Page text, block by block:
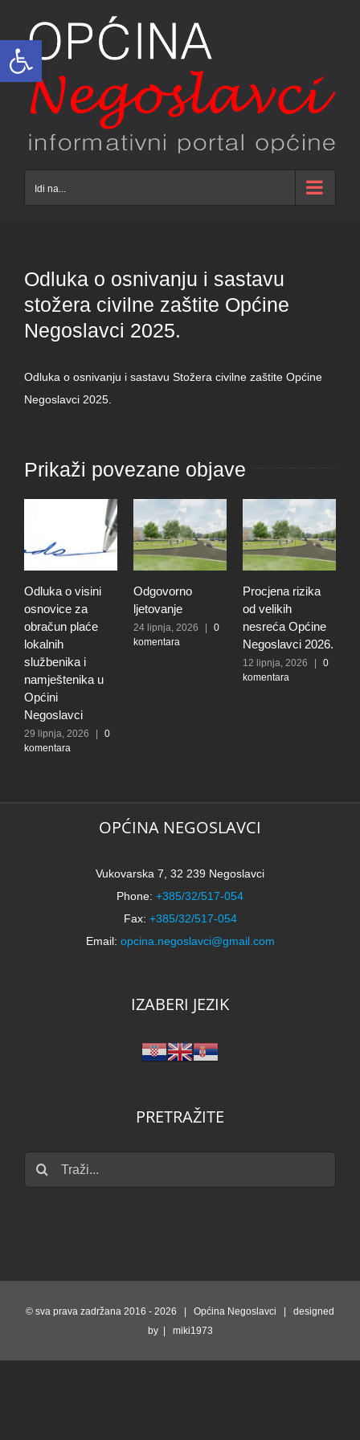
Open toolbar
content
Idi na...
Odluka o osnivanju i sastavu
stožera civilne zaštite Općine
Negoslavci 2025.
Odluka o osnivanju i sastavu Stožera civilne zaštite Općine
Negoslavci 2025.
Prikaži povezane objave
Odluka o visini
osnovice za
obračun plaće
lokalnih
službenika i
namještenika u
Općini
Negoslavci
29 lipnja, 2026
0
komentara
Odgovorno
ljetovanje
24 lipnja, 2026
0
komentara
Procjena rizika
od velikih
nesreća Općine
Negoslavci 2026.
12 lipnja, 2026
0
komentara
OPĆINA NEGOSLAVCI
Vukovarska 7, 32 239 Negoslavci
Phone: +385/32/517-054
Fax: +385/32/517-054
Email: opcina.negoslavci@gmail.com
IZABERI JEZIK
PRETRAŽITE
Traži...
© sva prava zadržana 2016 - 2026 | Općina Negoslavci | designed
by | miki1973